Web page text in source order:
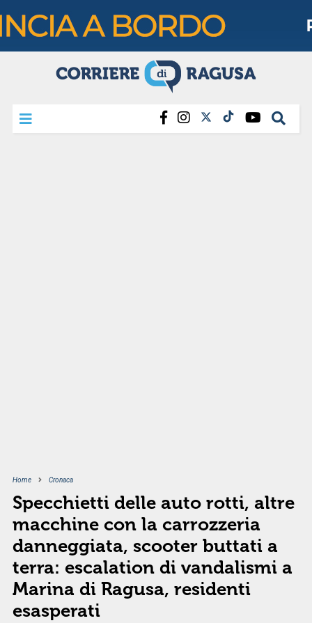
Home Cronaca
Specchietti delle auto rotti, altre
macchine con la carrozzeria
danneggiata, scooter buttati a
terra: escalation di vandalismi a
Marina di Ragusa, residenti
esasperati